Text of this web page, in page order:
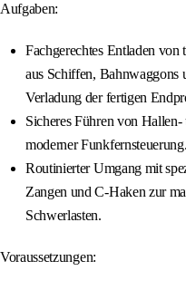
Aufgaben:
Fachgerechtes Entladen
aus Schiffen, Bahnwaggons
Verladung der fertigen
Sicheres Führen von
moderner Funkfernsteuerung.
Routinierter Umgang mit
Zangen und C-Haken zur
Schwerlasten.
Voraussetzungen: